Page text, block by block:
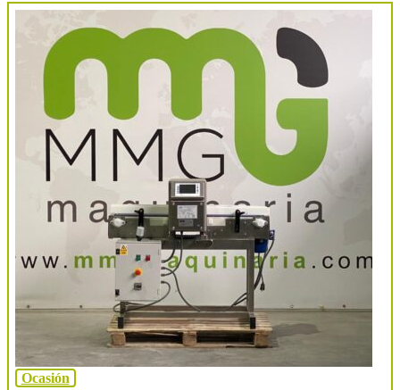
Ocasión